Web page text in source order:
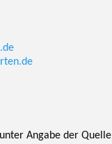
Angabe der